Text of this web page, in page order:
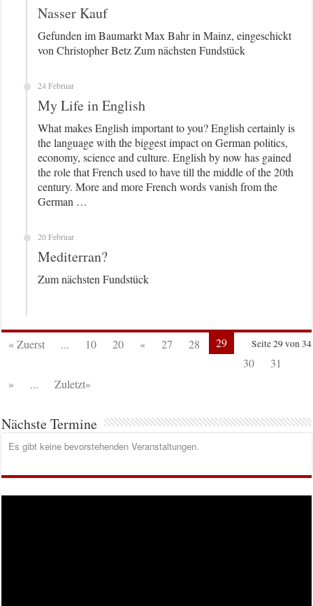
Nasser Kauf
Gefunden im Baumarkt Max Bahr in Mainz, eingeschickt
von Christopher Betz Zum nächsten Fundstück
24 Februar
My Life in English
What makes English important to you? English certainly is
the language with the biggest impact on German politics,
economy, science and culture. English by now has gained
the role that French used to have till the middle of the 20th
century. More and more French words vanish from the
German …
20 Februar
Mediterran?
Zum nächsten Fundstück
Seite 29 von 34
« Zuerst ... 10 20 « 27 28
29
30
31
»
... Zuletzt»
Nächste Termine
Es gibt keine bevorstehenden Veranstaltungen.